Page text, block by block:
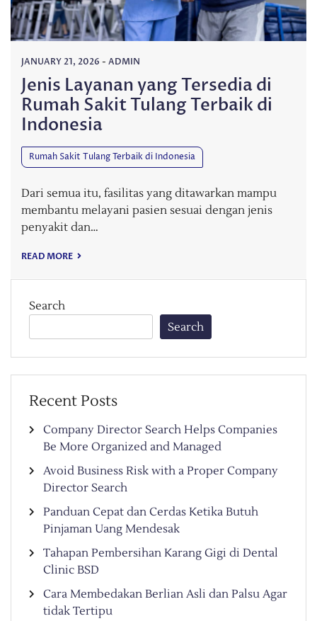
JANUARY 21, 2026 - ADMIN
Jenis Layanan yang Tersedia di
Rumah Sakit Tulang Terbaik di
Indonesia
Rumah Sakit Tulang Terbaik di Indonesia
Dari semua itu, fasilitas yang ditawarkan mampu
membantu melayani pasien sesuai dengan jenis
penyakit dan…
READ MORE
Search
Search
Recent Posts
Company Director Search Helps Companies
Be More Organized and Managed
Avoid Business Risk with a Proper Company
Director Search
Panduan Cepat dan Cerdas Ketika Butuh
Pinjaman Uang Mendesak
Tahapan Pembersihan Karang Gigi di Dental
Clinic BSD
Cara Membedakan Berlian Asli dan Palsu Agar
tidak Tertipu